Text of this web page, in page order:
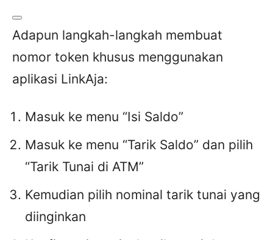
Adapun langkah-langkah membuat
nomor token khusus menggunakan
aplikasi LinkAja:
Masuk ke menu “Isi Saldo”
Masuk ke menu “Tarik Saldo” dan pilih
“Tarik Tunai di ATM”
Kemudian pilih nominal tarik tunai yang
diinginkan